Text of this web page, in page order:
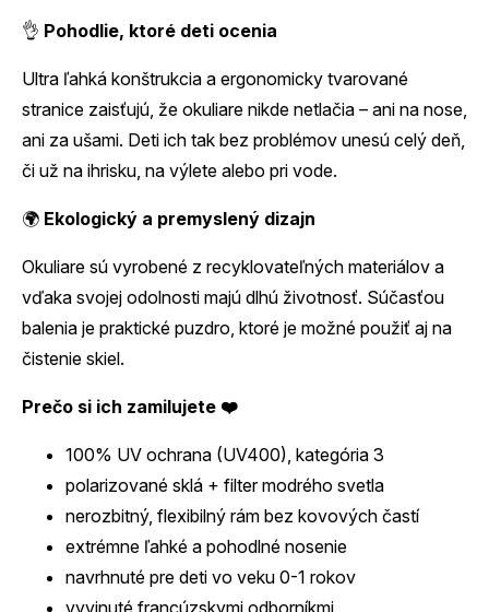
👌 Pohodlie, ktoré deti ocenia
Ultra ľahká konštrukcia a ergonomicky tvarované
stranice zaisťujú, že okuliare nikde netlačia – ani na nose,
ani za ušami. Deti ich tak bez problémov unesú celý deň,
či už na ihrisku, na výlete alebo pri vode.
🌍 Ekologický a premyslený dizajn
Okuliare sú vyrobené z recyklovateľných materiálov a
vďaka svojej odolnosti majú dlhú životnosť. Súčasťou
balenia je praktické puzdro, ktoré je možné použiť aj na
čistenie skiel.
Prečo si ich zamilujete ❤️
100% UV ochrana (UV400), kategória 3
polarizované sklá + filter modrého svetla
nerozbitný, flexibilný rám bez kovových častí
extrémne ľahké a pohodlné nosenie
navrhnuté pre deti vo veku 0-1 rokov
vyvinuté francúzskymi odborníkmi